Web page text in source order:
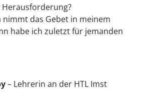
nimmt das Gebet in meinem
habe ich zuletzt für jemanden
– Lehrerin an der HTL Imst